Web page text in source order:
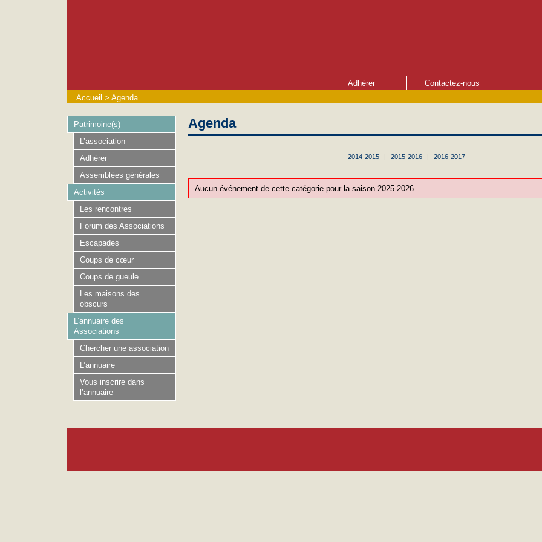
Adhérer
Contactez-nous
Accueil > Agenda
Agenda
2014-2015 | 2015-2016 | 2016-2017
Aucun événement de cette catégorie pour la saison 2025-2026
Patrimoine(s)
L’association
Adhérer
Assemblées générales
Activités
Les rencontres
Forum des Associations
Escapades
Coups de cœur
Coups de gueule
Les maisons des
obscurs
L’annuaire des
Associations
Chercher une association
L’annuaire
Vous inscrire dans
l’annuaire